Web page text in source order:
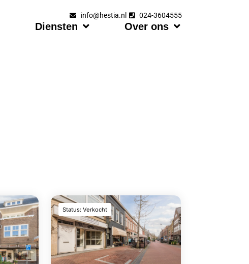
info@hestia.nl 024-3604555
Diensten Over ons
Status: Verkocht